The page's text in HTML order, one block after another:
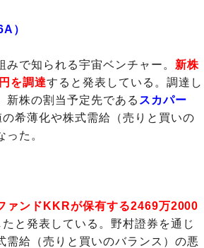
）
で知られる宇宙ベンチャー。 新株
を調達すると発表している。調達し
新株の割当予定先である スカパー
希薄化や株式需給（売りと買いの
た。
ァンドKKRが保有する2469万2000
たと発表している。野村證券を通じ
需給（売りと買いのバランス）の悪